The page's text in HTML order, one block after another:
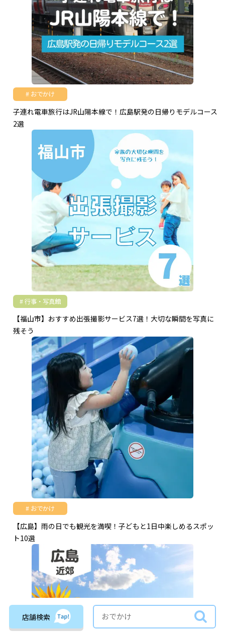
おでかけ
子連れ電車旅行はJR山陽本線で！広島駅発の日帰りモデルコース
2選
行事・写真館
【福山市】おすすめ出張撮影サービス7選！大切な瞬間を写真に
残そう
おでかけ
【広島】雨の日でも観光を満喫！子どもと1日中楽しめるスポッ
ト10選
店舗検索